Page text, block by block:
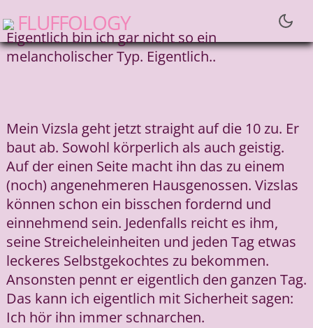
fluffology
Eigentlich bin ich gar nicht so ein
melancholischer Typ. Eigentlich..
Mein Vizsla geht jetzt straight auf die 10 zu. Er
baut ab. Sowohl körperlich als auch geistig.
Auf der einen Seite macht ihn das zu einem
(noch) angenehmeren Hausgenossen. Vizslas
können schon ein bisschen fordernd und
einnehmend sein. Jedenfalls reicht es ihm,
seine Streicheleinheiten und jeden Tag etwas
leckeres Selbstgekochtes zu bekommen.
Ansonsten pennt er eigentlich den ganzen Tag.
Das kann ich eigentlich mit Sicherheit sagen:
Ich hör ihn immer schnarchen.